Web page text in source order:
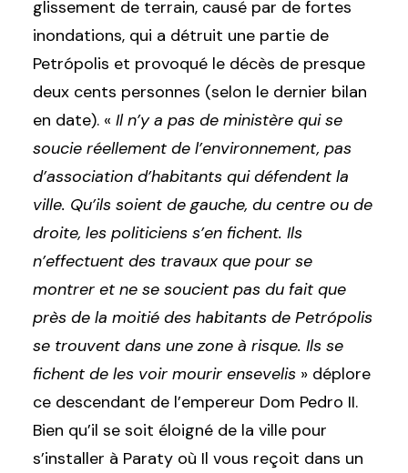
glissement de terrain, causé par de fortes
inondations, qui a détruit une partie de
Petrópolis et provoqué le décès de presque
deux cents personnes (selon le dernier bilan
en date). « Il n’y a pas de ministère qui se
soucie réellement de l’environnement, pas
d’association d’habitants qui défendent la
ville. Qu’ils soient de gauche, du centre ou de
droite, les politiciens s’en fichent. Ils
n’effectuent des travaux que pour se
montrer et ne se soucient pas du fait que
près de la moitié des habitants de Petrópolis
se trouvent dans une zone à risque. Ils se
fichent de les voir mourir ensevelis » déplore
ce descendant de l’empereur Dom Pedro II.
Bien qu’il se soit éloigné de la ville pour
s’installer à Paraty où Il vous reçoit dans un